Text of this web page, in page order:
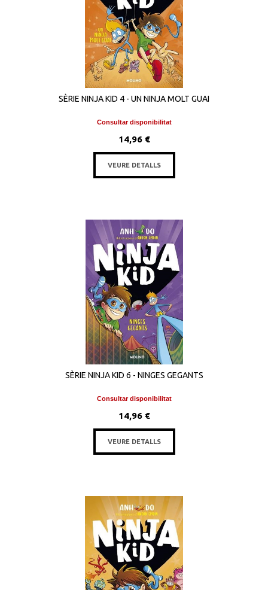
SÈRIE NINJA KID 4 - UN NINJA MOLT GUAI
Consultar disponibilitat
14,96 €
VEURE DETALLS
SÈRIE NINJA KID 6 - NINGES GEGANTS
Consultar disponibilitat
14,96 €
VEURE DETALLS